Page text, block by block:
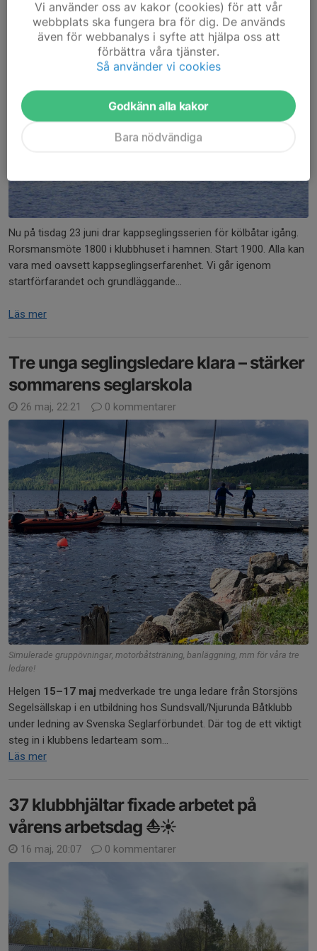
Nu på tisdag 23 juni drar kappseglingsserien för kölbåtar igång.
Rorsmansmöte 1800 i klubbhuset i hamnen. Start 1900. Alla kan
vara med oavsett kappseglingserfarenhet. Vi går igenom
startförfarandet och grundläggande...
Läs mer
Tre unga seglingsledare klara – stärker
sommarens seglarskola
26 maj, 22:21 0 kommentarer
Simulerade gruppövningar, motorbåtsträning, banläggning, mm för våra tre
ledare!
Helgen 15–17 maj medverkade tre unga ledare från Storsjöns
Segelsällskap i en utbildning hos Sundsvall/Njurunda Båtklubb
under ledning av Svenska Seglarförbundet. Där tog de ett viktigt
steg in i klubbens ledarteam som...
Läs mer
37 klubbhjältar fixade arbetet på
vårens arbetsdag ⛵☀️
16 maj, 20:07 0 kommentarer
Vi använder oss av kakor (cookies) för att vår
webbplats ska fungera bra för dig. De används
även för webbanalys i syfte att hjälpa oss att
förbättra våra tjänster.
Så använder vi cookies
Godkänn alla kakor
Bara nödvändiga